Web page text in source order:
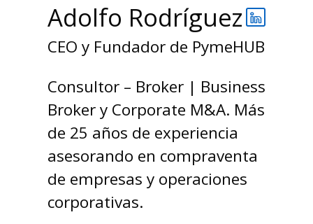
Adolfo Rodríguez
CEO y Fundador de PymeHUB
Consultor – Broker | Business
Broker y Corporate M&A. Más
de 25 años de experiencia
asesorando en compraventa
de empresas y operaciones
corporativas.